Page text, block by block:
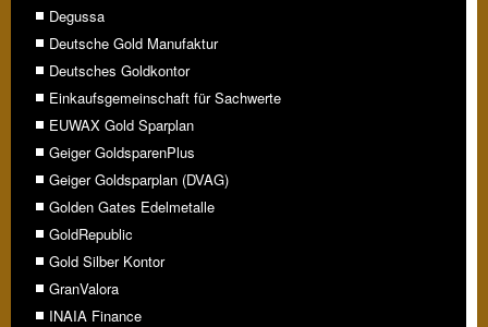
Degussa
Deutsche Gold Manufaktur
Deutsches Goldkontor
Einkaufsgemeinschaft für Sachwerte
EUWAX Gold Sparplan
Geiger GoldsparenPlus
Geiger Goldsparplan (DVAG)
Golden Gates Edelmetalle
GoldRepublic
Gold Silber Kontor
GranValora
INAIA Finance